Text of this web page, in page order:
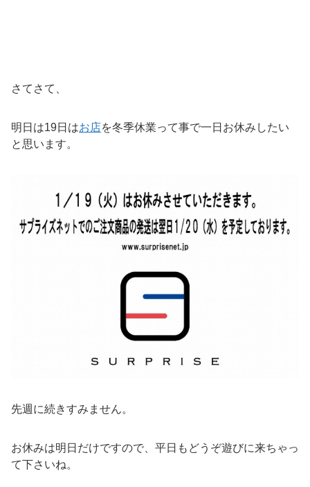
さてさて、
明日は19日はお店を冬季休業って事で一日お休みしたい
と思います。
先週に続きすみません。
お休みは明日だけですので、平日もどうぞ遊びに来ちゃっ
て下さいね。